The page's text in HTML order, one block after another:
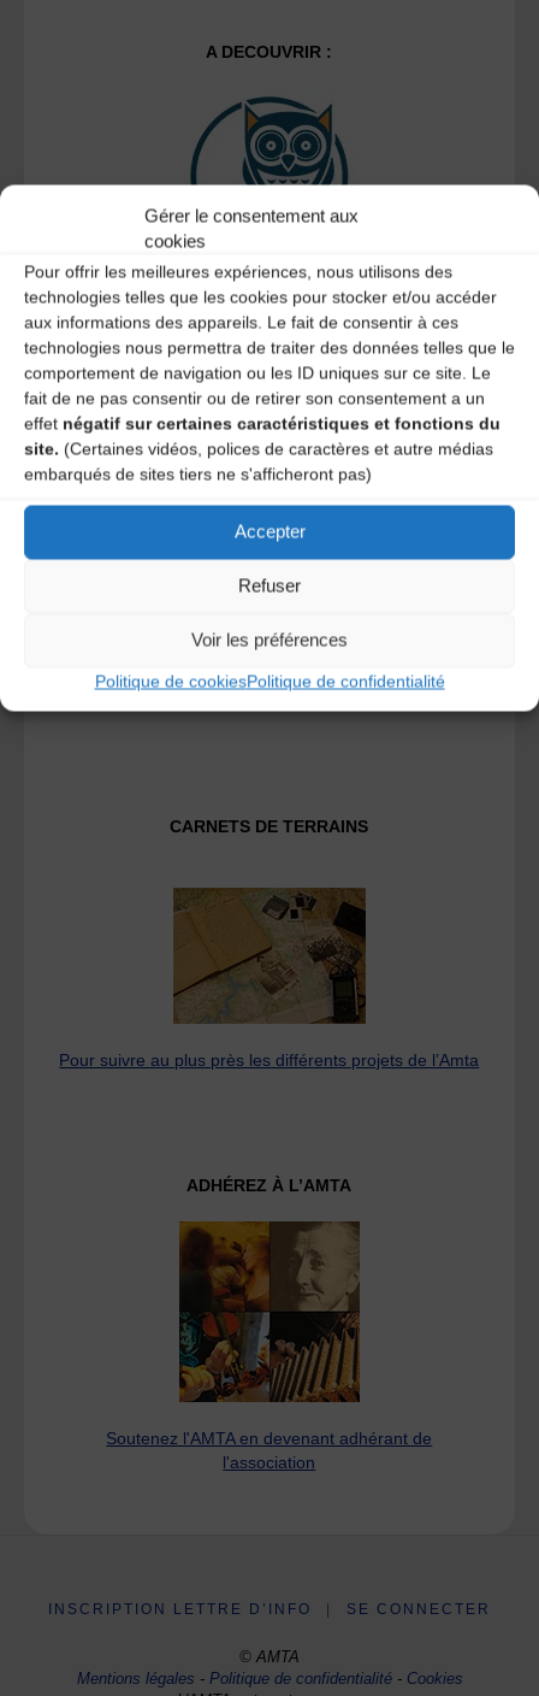
Gérer le consentement aux
cookies
Pour offrir les meilleures expériences, nous utilisons des
technologies telles que les cookies pour stocker et/ou accéder
aux informations des appareils. Le fait de consentir à ces
technologies nous permettra de traiter des données telles que le
comportement de navigation ou les ID uniques sur ce site. Le
fait de ne pas consentir ou de retirer son consentement a un
effet négatif sur certaines caractéristiques et fonctions du
site. (Certaines vidéos, polices de caractères et autre médias
embarqués de sites tiers ne s'afficheront pas)
Accepter
Refuser
Voir les préférences
Politique de cookiesPolitique de confidentialité
A DECOUVRIR :
Le distributeur des musiques Trad'
L’AMTA EST MEMBRE DE LA
Fédération des Associations de Musiques et Danses
CARNETS DE TERRAINS
Pour suivre au plus près les différents projets de l’Amta
ADHÉREZ À L’AMTA
Soutenez l'AMTA en devenant adhérant de
l'association
INSCRIPTION LETTRE D’INFO SE CONNECTER
© AMTA
Mentions légales -Politique de confidentialité- Cookies